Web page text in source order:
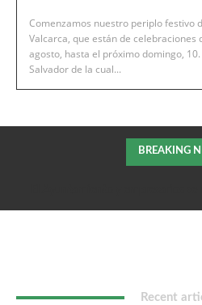
Comenzamos nuestro periplo festivo
Valcarca, que están de celebraciones
agosto, hasta el próximo domingo,
Salvador de la cual...
BREAKING
Recent